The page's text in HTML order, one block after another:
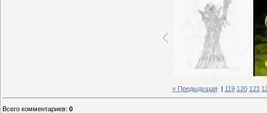
« Предыдущая| 119 120 121
Всего комментариев: 0